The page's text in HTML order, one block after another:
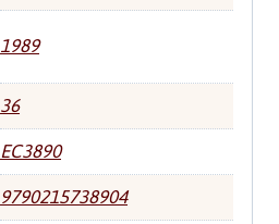
1989
36
EC3890
9790215738904